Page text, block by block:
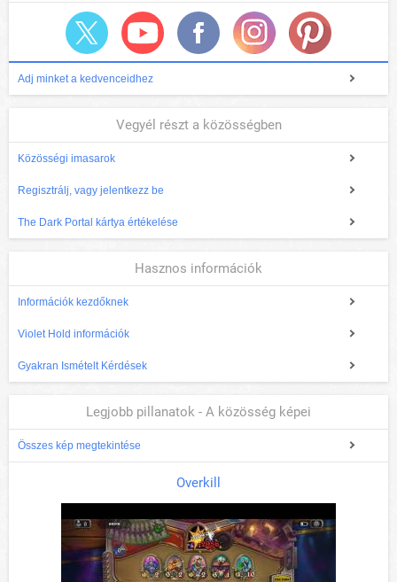
Adj minket a kedvenceidhez
Vegyél részt a közösségben
Közösségi imasarok
Regisztrálj, vagy jelentkezz be
The Dark Portal kártya értékelése
Hasznos információk
Információk kezdőknek
Violet Hold információk
Gyakran Ismételt Kérdések
Legjobb pillanatok - A közösség képei
Összes kép megtekintése
Overkill